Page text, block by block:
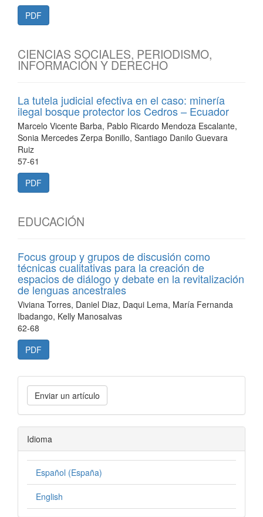
PDF
CIENCIAS SOCIALES, PERIODISMO,
INFORMACIÓN Y DERECHO
La tutela judicial efectiva en el caso: minería
ilegal bosque protector los Cedros – Ecuador
Marcelo Vicente Barba, Pablo Ricardo Mendoza Escalante,
Sonia Mercedes Zerpa Bonillo, Santiago Danilo Guevara
Ruiz
57-61
PDF
EDUCACIÓN
Focus group y grupos de discusión como
técnicas cualitativas para la creación de
espacios de diálogo y debate en la revitalización
de lenguas ancestrales
Viviana Torres, Daniel Diaz, Daqui Lema, María Fernanda
Ibadango, Kelly Manosalvas
62-68
PDF
Enviar un artículo
Idioma
Español (España)
English